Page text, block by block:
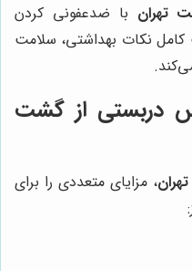
تهران با ضدعفونی کردن
نکات بهداشتی، سلامت
دربستی از گشت
، مزایای متعددی را برای